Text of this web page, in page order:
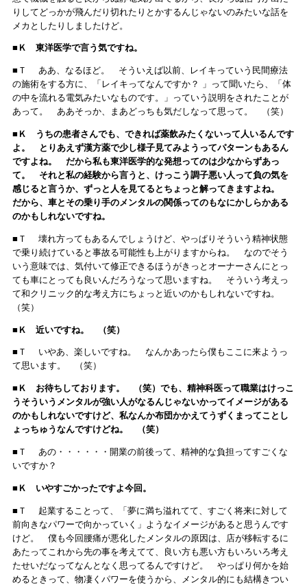
りしてどっかが飛んだり切れたりとかするんじゃないのみたいな話を
メカとしたりしましたけど。
■Ｋ 東洋医学で言う気ですね。
■Ｔ ああ、なるほど。 そういえば以前、レイキっていう民間療法
の施術をする方に、「レイキってなんですか？ 」って聞いたら、「体
の中を流れる電気みたいなものです。」っていう説明をされたことが
あって。 ああそっか、まあどっちも気だしなって思って。 （笑）
■Ｋ うちの患者さんでも、できれば薬飲みたくないって人いるんです
よ。 とりあえず漢方薬で少し様子見てみようってパターンもあるん
ですよね。 だから私も東洋医学的な発想ってのは少なからずあっ
て。 それと私の経験から言うと、けっこう調子悪い人って負の気を
感じると言うか、ずっと人を見てるとちょっと解ってきますよね。
だから、車とその乗り手のメンタルの関係ってのもなにかしらかある
のかもしれないですね。
■Ｔ 壊れ方ってもあるんでしょうけど、やっぱりそういう精神状態
で乗り続けていると事故る可能性も上がりますからね。 なのでそう
いう意味では、気付いて修正できるほうがきっとオーナーさんにとっ
ても車にとっても良いんだろうなって思いますね。 そういう考えっ
て和クリニック的な考え方にちょっと近いのかもしれないですね。
（笑）
■Ｋ 近いですね。 （笑）
■Ｔ いやあ、楽しいですね。 なんかあったら僕もここに来ようっ
て思います。 （笑）
■Ｋ お待ちしております。 （笑）でも、精神科医って職業はけっこ
うそういうメンタルが強い人がなるんじゃないかってイメージがある
のかもしれないですけど、私なんか布団かかえてうずくまってことし
ょっちゅうなんですけどね。 （笑）
■Ｔ あの・・・・・・開業の前後って、精神的な負担ってすごくな
いですか？
■Ｋ いやすごかったですよ今回。
■Ｔ 起業することって、「夢に満ち溢れてて、すごく将来に対して
前向きなパワーで向かっていく」ようなイメージがあると思うんです
けど。 僕も今回腰痛が悪化したメンタルの原因は、店が移転するに
あたってこれから先の事を考えてて、良い方も悪い方もいろいろ考え
たせいだなってなんとなく思ってるんですけど。 やっぱり何かを始
めるときって、物凄くパワーを使うから、メンタル的にも結構きつい